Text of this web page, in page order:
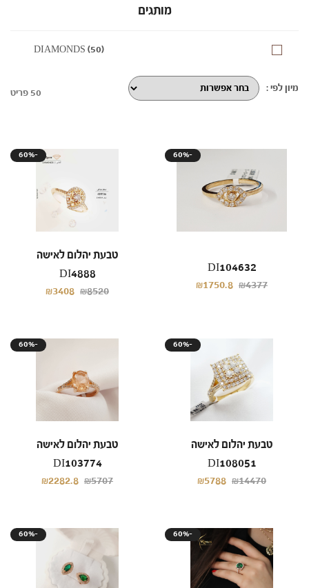
מותגים
DIAMONDS (50)
50 פריט
מיון לפי :
60%-
טבעת יהלום לאישה
DI4888
₪3408 ₪8520
60%-
DI104632
₪1750.8 ₪4377
60%-
טבעת יהלום לאישה
DI103774
₪2282.8 ₪5707
60%-
טבעת יהלום לאישה
DI108051
₪5788 ₪14470
60%- 60%-